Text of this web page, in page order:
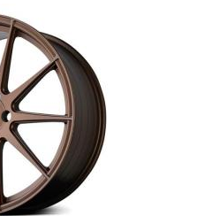
voordelen zoals
en gewicht. Net als
stijlvol en aanpasbaar
ABS360 konan kunnen
aan uw specifieke